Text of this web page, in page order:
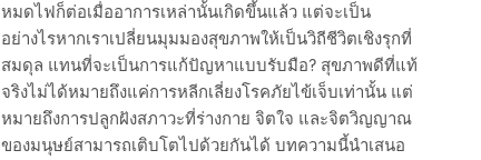
หมดไฟก็ต่อเมื่ออาการเหล่านั้นเกิดขึ้นแล้ว แต่จะเป็น
อย่างไรหากเราเปลี่ยนมุมมองสุขภาพให้เป็นวิถีชีวิตเชิงรุกที่
สมดุล แทนที่จะเป็นการแก้ปัญหาแบบรับมือ? สุขภาพดีที่แท้
จริงไม่ได้หมายถึงแค่การหลีกเลี่ยงโรคภัยไข้เจ็บเท่านั้น แต่
หมายถึงการปลูกฝังสภาวะที่ร่างกาย จิตใจ และจิตวิญญาณ
ของมนุษย์สามารถเติบโตไปด้วยกันได้ บทความนี้นำเสนอ